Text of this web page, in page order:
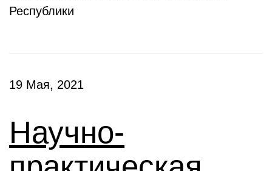
Республики
19 Мая, 2021
Научно-